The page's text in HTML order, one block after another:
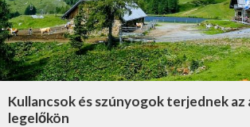
Kullancsok és szúnyogok terjednek az
legelőkön